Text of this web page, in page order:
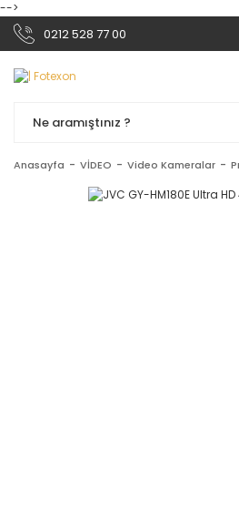
-->
0212 528 77 00
Anasayfa VİDEO Video Kameralar